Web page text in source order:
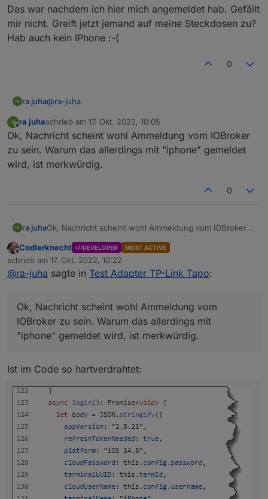
Das war nachdem ich hier mich angemeldet hab. Gefällt
mir nicht. Greift jetzt jemand auf meine Steckdosen zu?
Hab auch kein IPhone :-(
0
ra juha@ra-juha
@ra-juhasaid inTest Adapter TP-Link Tapo
Wow. Super. Konnte meine 2 Taco p100
Steckdosen verbinden und hab den
das Sie normalerweise nicht benutzen.
device icon
iPhone (iOS 14.8)
Sun Oct 16 20:00:03 UTC 2022
Geräte-Informationen: iPhone
IP-Adresse: 89.246.3.96
Browser: -
Hab auch kein IPhone :-(
Offline
ra juhaschrieb am 17. Okt. 2022, 10:05
zuletzt editiert von
Ok, Nachricht scheint wohl Ammeldung vom IOBroker
zu sein. Warum das allerdings mit "iphone" gemeldet
wird, ist merkwürdig.
0
ra juhaOk, Nachricht scheint wohl Ammeldung vom IOBroker
wird, ist merkwürdig.
Offline
Codierknecht DEVELOPER MOST ACTIVE
schrieb am 17. Okt. 2022, 10:22
zuletzt editiert von
@ra-juha sagte in Test Adapter TP-Link Tapo:
Ok, Nachricht scheint wohl Ammeldung vom
IOBroker zu sein. Warum das allerdings mit
"iphone" gemeldet wird, ist merkwürdig.
Ist im Code so hartverdrahtet: